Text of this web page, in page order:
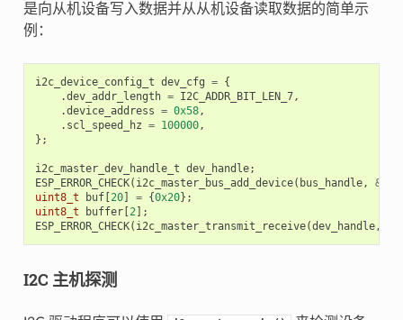
是向从机设备写入数据并从从机设备读取数据的简单示
例：
i2c_device_config_t dev_cfg = {
.dev_addr_length = I2C_ADDR_BIT_LEN_7,
.device_address = 0x58,
. scl_speed_hz = 100000,
};
i2c_master_dev_handle_t dev_handle;
ESP_ERROR_CHECK( i2c_master_bus_add_device( bus_handle, &
uint8_t
buf[ 20] = {0x20};
uint8_t
buffer[ 2];
ESP_ERROR_CHECK( i2c_master_transmit_receive(dev_handle,
I2C 主机探测